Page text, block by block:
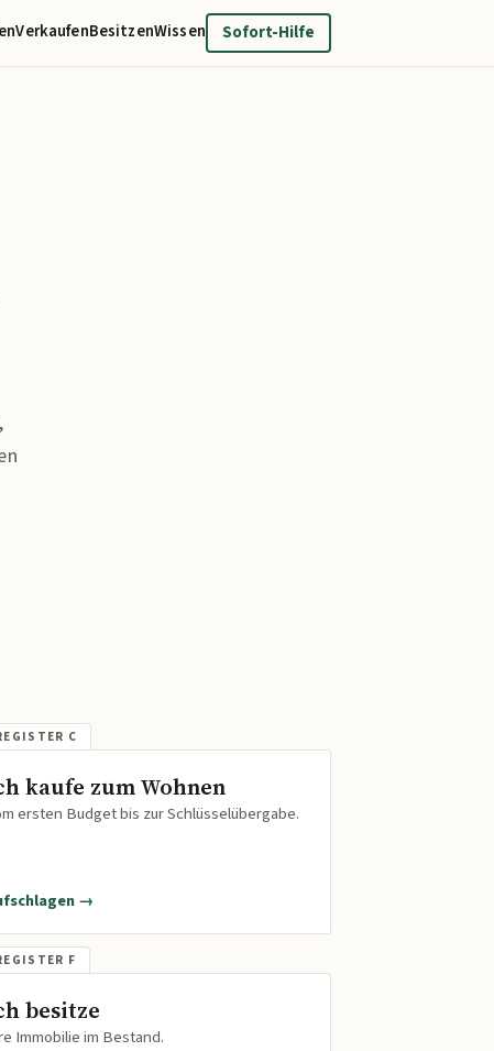
VerkaufenBesitzenWissen Sofort-Hilfe
kaufe zum Wohnen
ersten Budget bis zur Schlüsselübergabe.
→
besitze
Immobilie im Bestand.